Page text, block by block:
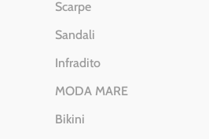
Scarpe
Sandali
Infradito
MODA MARE
Bikini